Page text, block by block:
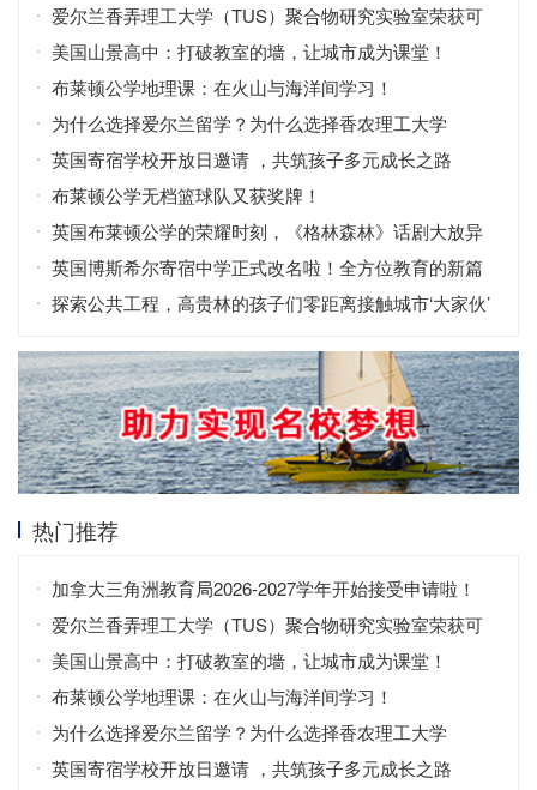
爱尔兰香弄理工大学（TUS）聚合物研究实验室荣获可
持续发展认证，彰显环保科研领导力
美国山景高中：打破教室的墙，让城市成为课堂！
布莱顿公学地理课：在火山与海洋间学习！
为什么选择爱尔兰留学？为什么选择香农理工大学
（TUS）？
英国寄宿学校开放日邀请 ，共筑孩子多元成长之路
布莱顿公学无档篮球队又获奖牌！
英国布莱顿公学的荣耀时刻，《格林森林》话剧大放异
彩！
英国博斯希尔寄宿中学正式改名啦！全方位教育的新篇
章
探索公共工程，高贵林的孩子们零距离接触城市‘大家伙’
热门推荐
加拿大三角洲教育局2026-2027学年开始接受申请啦！
爱尔兰香弄理工大学（TUS）聚合物研究实验室荣获可
持续发展认证，彰显环保科研领导力
美国山景高中：打破教室的墙，让城市成为课堂！
布莱顿公学地理课：在火山与海洋间学习！
为什么选择爱尔兰留学？为什么选择香农理工大学
（TUS）？
英国寄宿学校开放日邀请 ，共筑孩子多元成长之路